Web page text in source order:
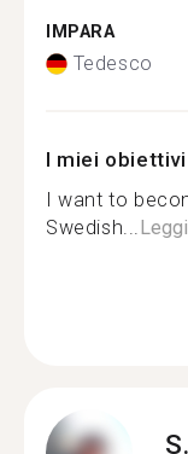
IMPARA
Tedesco
I miei
I want to
Swedish...
S.